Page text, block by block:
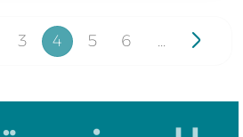
3 4 5 6 ...